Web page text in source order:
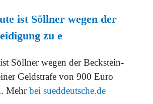
ist Söllner wegen der
zu e
Söllner wegen der Beckstein-
Geldstrafe von 900 Euro
Mehrbei sueddeutsche.de